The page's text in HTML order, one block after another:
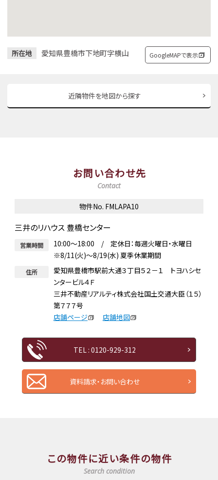
所在地 愛知県豊橋市下地町字横山 GoogleMAPで表示
近隣物件を地図から探す
お問い合わせ先
Contact
物件No. FMLAPA10
三井のリハウス 豊橋センター
営業時間
10:00～18:00 / 定休日：毎週火曜日・水曜日
※8/11(火)～8/19(水) 夏季休業期間
住所
愛知県豊橋市駅前大通３丁目５２－１ トヨハシセ
ンタービル４Ｆ
三井不動産リアルティ株式会社国土交通大臣（１５）
第７７７号
店舗ページ
店舗地図
TEL : 0120-929-312
資料請求・お問い合わせ
この物件に近い条件の物件
Search condition